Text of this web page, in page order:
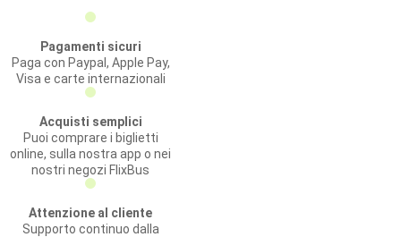
Pagamenti sicuri
Paga con Paypal, Apple Pay,
Visa e carte internazionali
Acquisti semplici
Puoi comprare i biglietti
online, sulla nostra app o nei
nostri negozi FlixBus
Attenzione al cliente
Supporto continuo dalla